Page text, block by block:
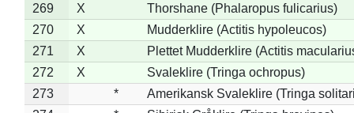
269
X
Thorshane (Phalaropus fulicarius)
270
X
Mudderklire (Actitis hypoleucos)
271
X
Plettet Mudderklire (Actitis
272
X
Svaleklire (Tringa ochropus)
273
*
Amerikansk Svaleklire (Tringa